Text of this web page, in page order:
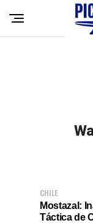
CHILE
Mostazal:
Táctica de